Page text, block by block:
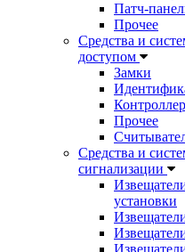
Патч-
Прочее
Средства и
доступом
Замки
Прочее
Средства и
сигнализации
установки